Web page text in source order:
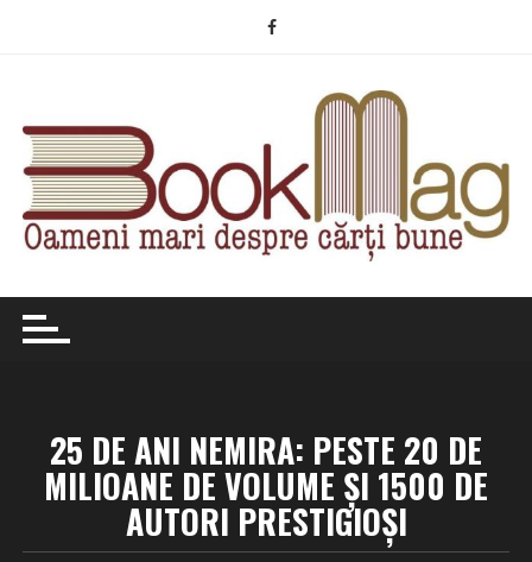
25 DE ANI NEMIRA: PESTE 20 DE
MILIOANE DE VOLUME ȘI 1500 DE
AUTORI PRESTIGIOȘI